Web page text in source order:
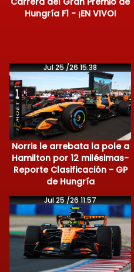
Hungría F1 - ¡EN VIVO!
Jul 25 /26 15:38
Norris le arrebata la pole a
Hamilton por 12 milésimas-
Reporte Clasificación - GP
de Hungría
Jul 25 /26 11:57